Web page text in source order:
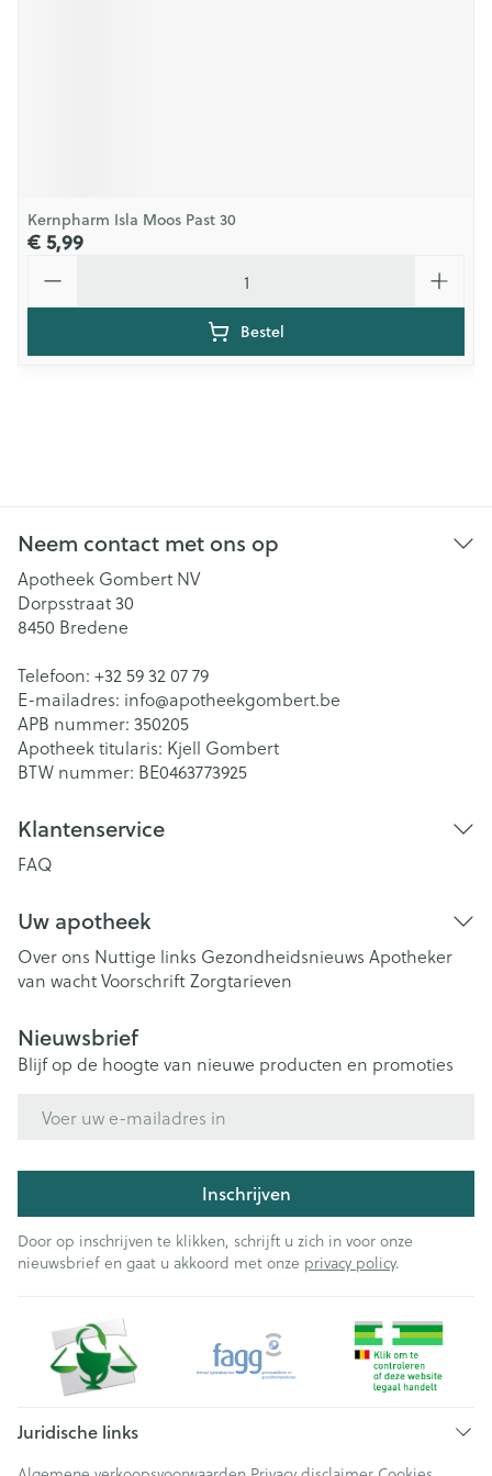
Kernpharm Isla Moos Past 30
€ 5,99
Bestel
Neem contact met ons op
Apotheek Gombert NV
Dorpsstraat 30
8450 Bredene
Telefoon: +32 59 32 07 79
E-mailadres: info@apotheekgombert.be
APB nummer: 350205
Apotheek titularis: Kjell Gombert
BTW nummer: BE0463773925
Klantenservice
FAQ
Uw apotheek
Over ons Nuttige links Gezondheidsnieuws Apotheker
van wachtVoorschriftZorgtarieven
Nieuwsbrief
Blijf op de hoogte van nieuwe producten en promoties
Inschrijven
Door op inschrijven te klikken, schrijft u zich in voor onze
nieuwsbrief en gaat u akkoord met onze privacy policy.
Juridische links